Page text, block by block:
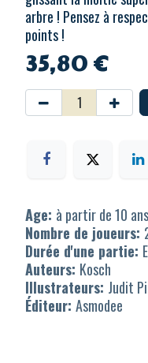
arbre ! Pensez à
points !
35,80€
Age: à partir de 10 ans
Nombre de joueurs:
Durée d'une partie:
Auteurs: Kosch
Illustrateurs: Judit
Éditeur: Asmodee